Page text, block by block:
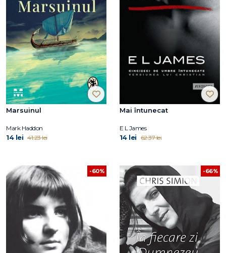
Marsuinul
Mark Haddon
14 lei 41.23 lei
Mai întunecat
E L James
14 lei 62.37 lei
-60% -66%